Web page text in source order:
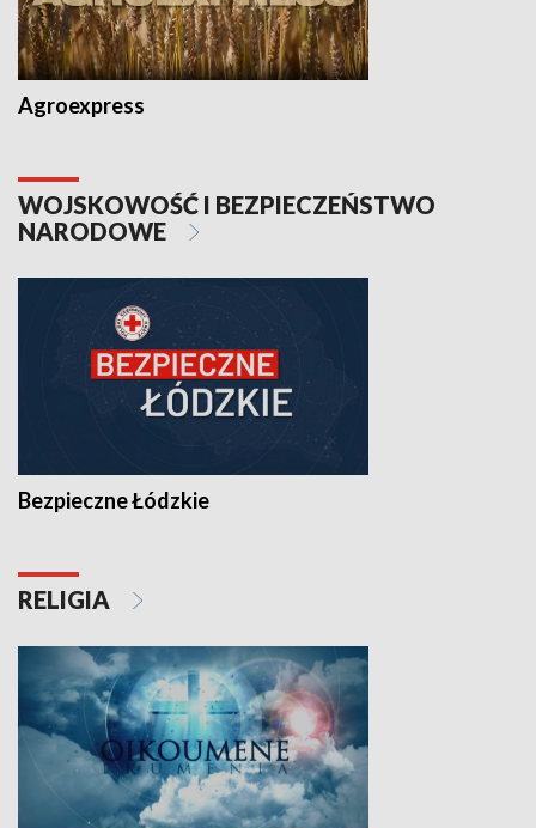
Agroexpress
WOJSKOWOŚĆ I BEZPIECZEŃSTWO
NARODOWE
Bezpieczne Łódzkie
RELIGIA